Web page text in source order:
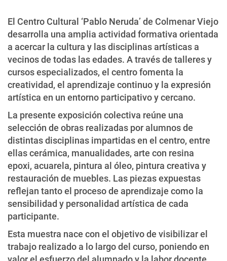
El Centro Cultural ‘Pablo Neruda’ de Colmenar Viejo
desarrolla una amplia actividad formativa orientada
a acercar la cultura y las disciplinas artísticas a
vecinos de todas las edades. A través de talleres y
cursos especializados, el centro fomenta la
creatividad, el aprendizaje continuo y la expresión
artística en un entorno participativo y cercano.
La presente exposición colectiva reúne una
selección de obras realizadas por alumnos de
distintas disciplinas impartidas en el centro, entre
ellas cerámica, manualidades, arte con resina
epoxi, acuarela, pintura al óleo, pintura creativa y
restauración de muebles. Las piezas expuestas
reflejan tanto el proceso de aprendizaje como la
sensibilidad y personalidad artística de cada
participante.
Esta muestra nace con el objetivo de visibilizar el
trabajo realizado a lo largo del curso, poniendo en